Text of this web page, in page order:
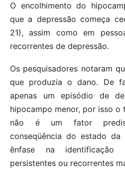
O encolhimento do
que a depressão começa
21), assim como em
recorrentes de depressão.
Os pesquisadores notaram
que produzia o dano. De
apenas um episódio de
hipocampo menor, por isso o
não é um fator
conseqüência do estado
ênfase na identificação
persistentes ou recorrentes